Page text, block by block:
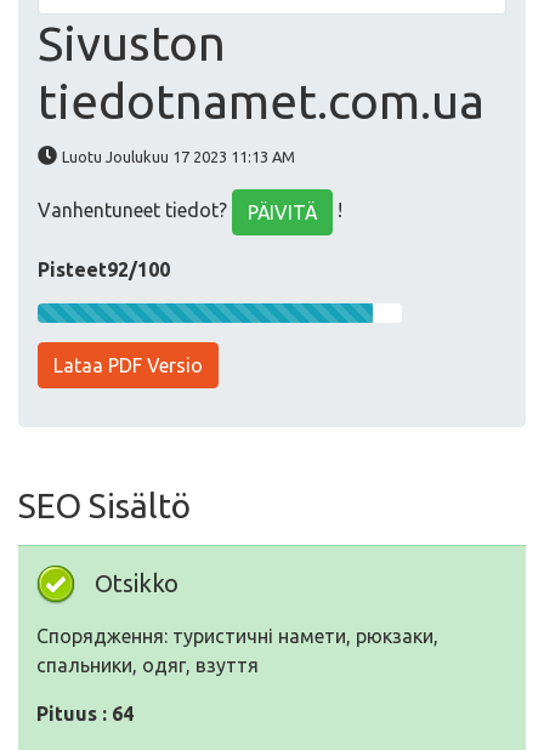
Sivuston
tiedotnamet.com.ua
Luotu Joulukuu 17 2023 11:13 AM
Vanhentuneet tiedot? PÄIVITÄ !
Pisteet92/100
Lataa PDF Versio
SEO Sisältö
Otsikko
Спорядження: туристичні намети, рюкзаки,
спальники, одяг, взуття
Pituus : 64